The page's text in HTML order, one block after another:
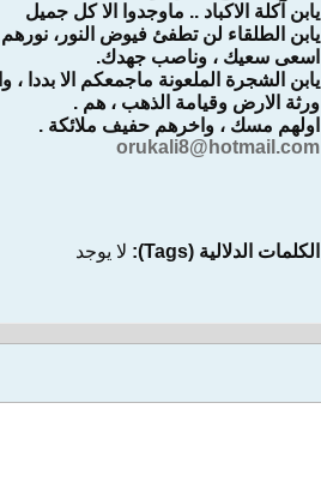
يابن آكلة الاكباد .. ماوجدوا الا كل جميل
يابن الطلقاء لن تطفئ فيوض النور، نورهم
اسعى سعيك ، وناصب جهدك.
يابن الشجرة الملعونة ماجمعكم الا بددا ،
ورثة الارض وقيامة الذهب ، هم .
اولهم مسك ، واخرهم حفيف ملائكة .
orukali8@hotmail.com
الكلمات الدلالية (Tags): لا يوجد